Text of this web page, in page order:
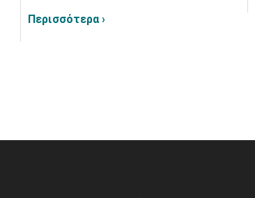
Περισσότερα ›